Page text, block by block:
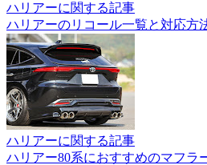
ハリアーに関する記事
ハリアーのリコール一覧と対応方
ハリアーに関する記事
ハリアー80系におすすめのマフラ